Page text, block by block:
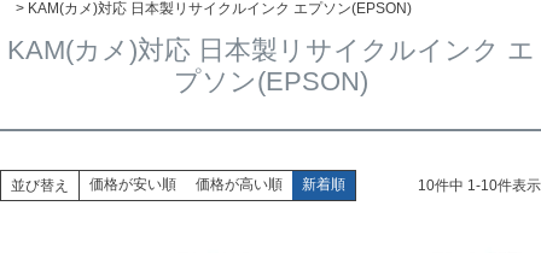
KAM(カメ)対応 日本製リサイクルインク エプソン(EPSON)
KAM(カメ)対応 日本製リサイクルインク エ
プソン(EPSON)
並び替え 価格が安い順 価格が高い順 新着順 10件中 1-10件表示